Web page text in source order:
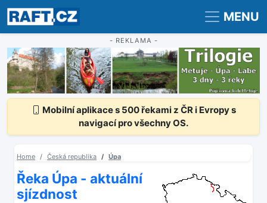
Registrace Přihlášení MENU
- REKLAMA -
Mobilní aplikace s 500 řekami z ČR i Evropy s
navigací pro všechny OS.
Home Česká republika Úpa
Řeka Úpa - aktuální
sjízdnost